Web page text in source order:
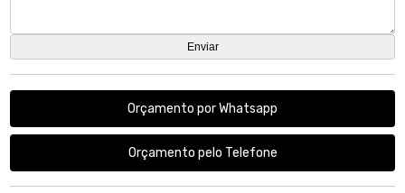
Orçamento por Whatsapp
Orçamento pelo Telefone